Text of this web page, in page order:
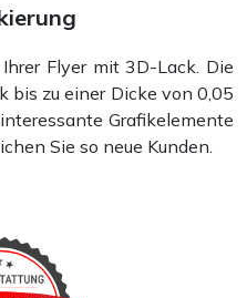
Flyer mit 3D-Lack. Die
bis zu einer Dicke von 0,05
Grafikelemente
Sie so neue Kunden.